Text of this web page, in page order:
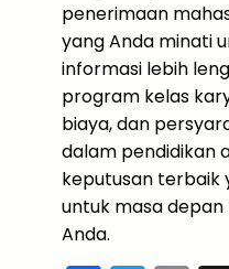
penerimaan
yang Anda minati
informasi lebih
program kelas
biaya, dan
dalam pendidikan
keputusan terbaik
untuk masa
Anda.